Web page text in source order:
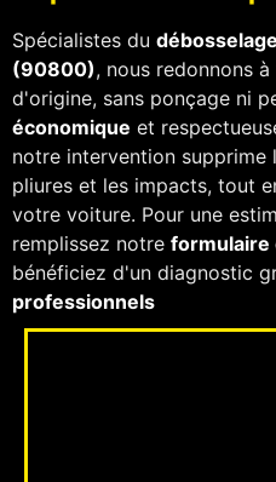
Spécialistes du
(90800), nous redonnons
d'origine, sans ponçage ni
économique et
notre intervention supprime
pliures et les impacts, tout
votre voiture. Pour une
remplissez notre formulaire
bénéficiez d'un diagnostic
professionnels